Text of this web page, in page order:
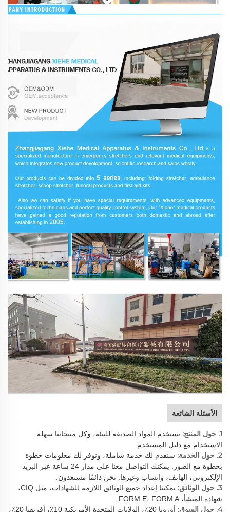
الأسئلة الشائعة
1. حول المنتج:
نستخدم المواد الصديقة للبيئة، وكل منتجاتنا سهلة
الاستخدام مع دليل المستخدم.
2. حول الخدمة:
سنقدم لك خدمة شاملة، ونوفر لك معلومات خطوة
بخطوة مع الصور. يمكنك التواصل معنا على مدار 24 ساعة عبر البريد
الإلكتروني، الهاتف، واتساب وغيرها. نحن دائمًا مستعدون.
3. حول الوثائق:
يمكننا إعداد جميع الوثائق اللازمة للشهادات، مثل CIQ،
شهادة المنشأ، FORM E، FORM A.
4. حول السوق: أوروبا 20٪، الولايات المتحدة الأمريكية 10٪، أفريقيا 20٪،